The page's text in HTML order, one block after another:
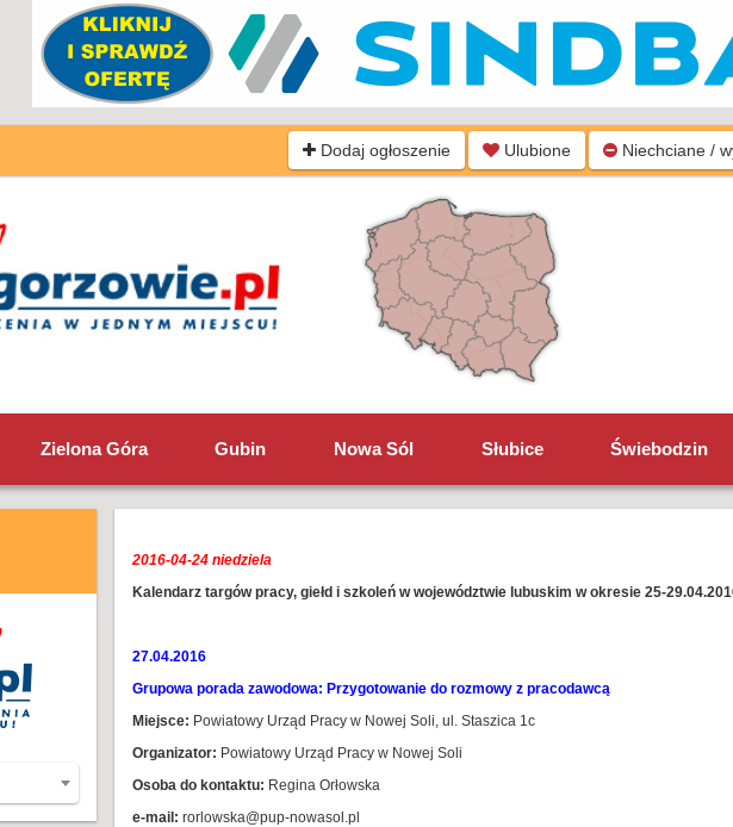
Dodaj ogłoszenie Ulubione Niechciane /
Zielona Góra Gubin Nowa Sól Słubice Świebodzin
2016-04-24 niedziela
Kalendarz targów pracy, giełd i szkoleń w województwie lubuskim w okresie 25-
27.04.2016
Grupowa porada zawodowa: Przygotowanie do rozmowy z pracodawcą
Miejsce: Powiatowy Urząd Pracy w Nowej Soli, ul. Staszica 1c
Organizator: Powiatowy Urząd Pracy w Nowej Soli
Osoba do kontaktu: Regina Orłowska
e-mail: rorlowska@pup-nowasol.pl